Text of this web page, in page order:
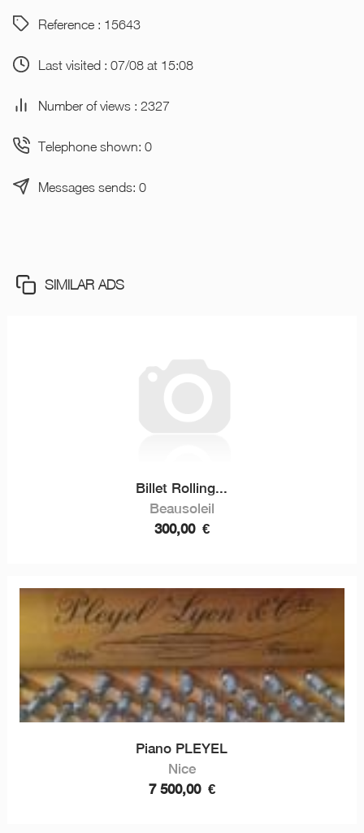
Reference : 15643
Last visited : 07/08 at 15:08
Number of views : 2327
Telephone shown: 0
Messages sends: 0
SIMILAR ADS
Billet Rolling...
Beausoleil
300,00 €
Piano PLEYEL
Nice
7 500,00 €